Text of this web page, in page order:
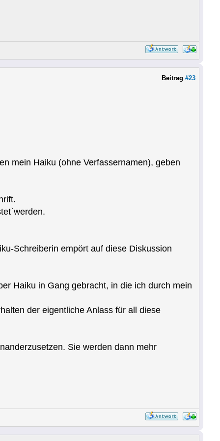
Beitrag #23
mein Haiku (ohne Verfassernamen), geben
Schreiberin empört auf diese Diskussion
Haiku in Gang gebracht, in die ich durch mein
der eigentliche Anlass für all diese
Sie werden dann mehr